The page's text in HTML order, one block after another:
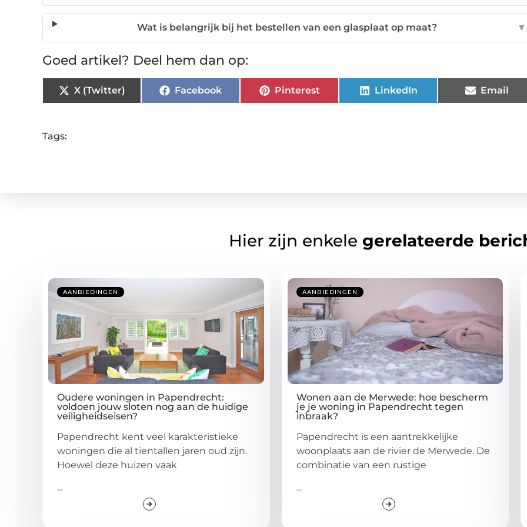
Wat is belangrijk bij het bestellen van een glasplaat op maat? ▼
Goed artikel? Deel hem dan op:
X (Twitter) Facebook Pinterest LinkedIn Email
Tags:
Hier zijn enkele gerelateerde
AANBIEDINGEN
Oudere woningen in Papendrecht:
voldoen jouw sloten nog aan de huidige
veiligheidseisen?
Papendrecht kent veel karakteristieke
woningen die al tientallen jaren oud zijn.
Hoewel deze huizen vaak
...
AANBIEDINGEN
Wonen aan de Merwede: hoe bescherm
je je woning in Papendrecht tegen
inbraak?
Papendrecht is een aantrekkelijke
woonplaats aan de rivier de Merwede. De
combinatie van een rustige
...